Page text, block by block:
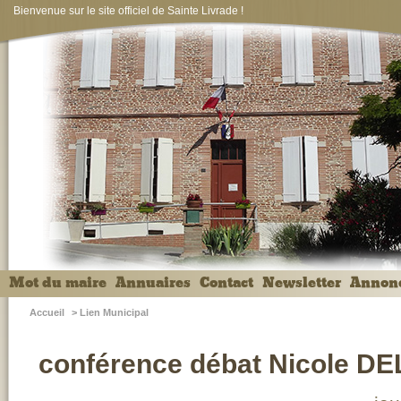
Bienvenue sur le site officiel de Sainte Livrade !
Mot du maire Annuaires Contact Newsletter
Accueil > Lien Municipal
conférence débat Nicole